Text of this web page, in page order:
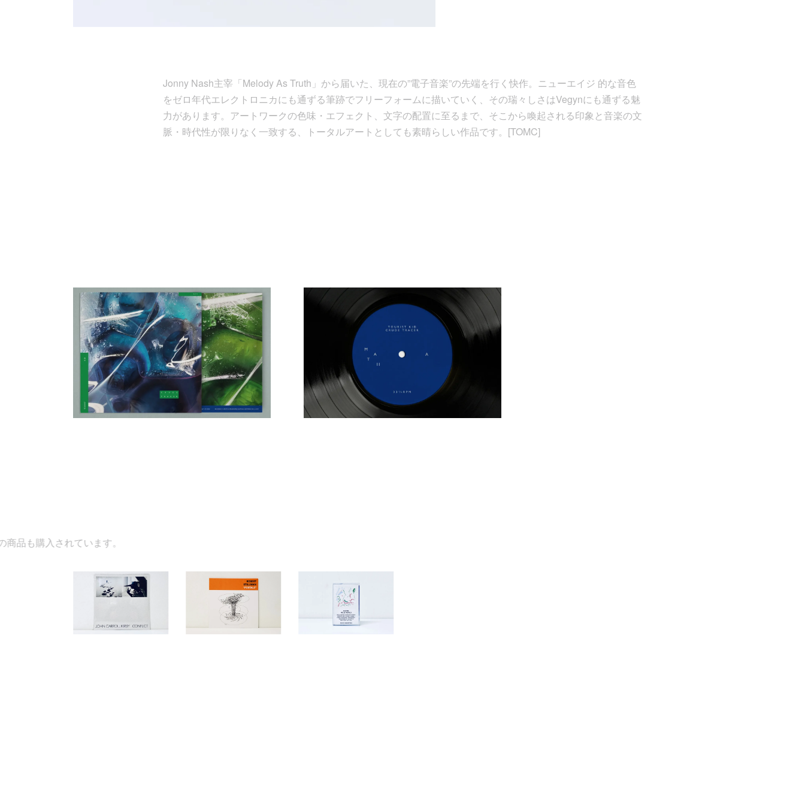
Jonny Nash主宰「Melody As Truth」から届いた、現在の”電子音楽”の先端を行く快作。ニューエイジ 的な音色
をゼロ年代エレクトロニカにも通ずる筆跡でフリーフォームに描いていく、その瑞々しさはVegynにも通ずる魅
力があります。アートワークの色味・エフェクト、文字の配置に至るまで、そこから喚起される印象と音楽の文
脈・時代性が限りなく一致する、トータルアートとしても素晴らしい作品です。[TOMC]
います。